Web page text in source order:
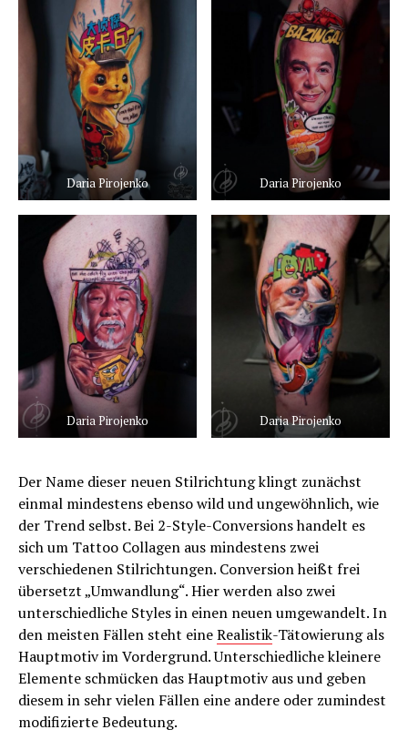
Daria Pirojenko Daria Pirojenko
Daria Pirojenko Daria Pirojenko
Der Name dieser neuen Stilrichtung klingt zunächst
einmal mindestens ebenso wild und ungewöhnlich, wie
der Trend selbst. Bei 2-Style-Conversions handelt es
sich um Tattoo Collagen aus mindestens zwei
verschiedenen Stilrichtungen. Conversion heißt frei
übersetzt „Umwandlung“. Hier werden also zwei
unterschiedliche Styles in einen neuen umgewandelt. In
den meisten Fällen steht eineRealistik-Tätowierung als
Hauptmotiv im Vordergrund. Unterschiedliche kleinere
Elemente schmücken das Hauptmotiv aus und geben
diesem in sehr vielen Fällen eine andere oder zumindest
modifizierte Bedeutung.